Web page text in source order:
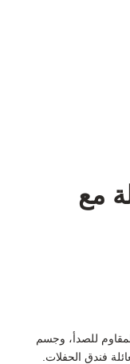
مع
للصدأ، وجسم
فندق الحفلات.